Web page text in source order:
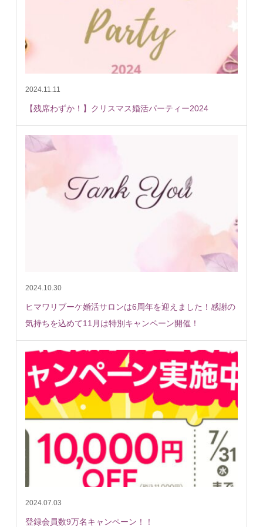
2024.11.11
【残席わずか！】クリスマス婚活パーティー2024
2024.10.30
ヒマワリブーケ婚活サロンは6周年を迎えました！感謝の
気持ちを込めて11月は特別キャンペーン開催！
2024.07.03
登録会員数9万名キャンペーン！！